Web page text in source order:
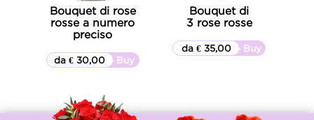
Bouquet di rose
rosse a numero
preciso
▷▷ Buy
da € 30,00
Bouquet di
3 rose rosse
▷▷ Buy
da € 35,00